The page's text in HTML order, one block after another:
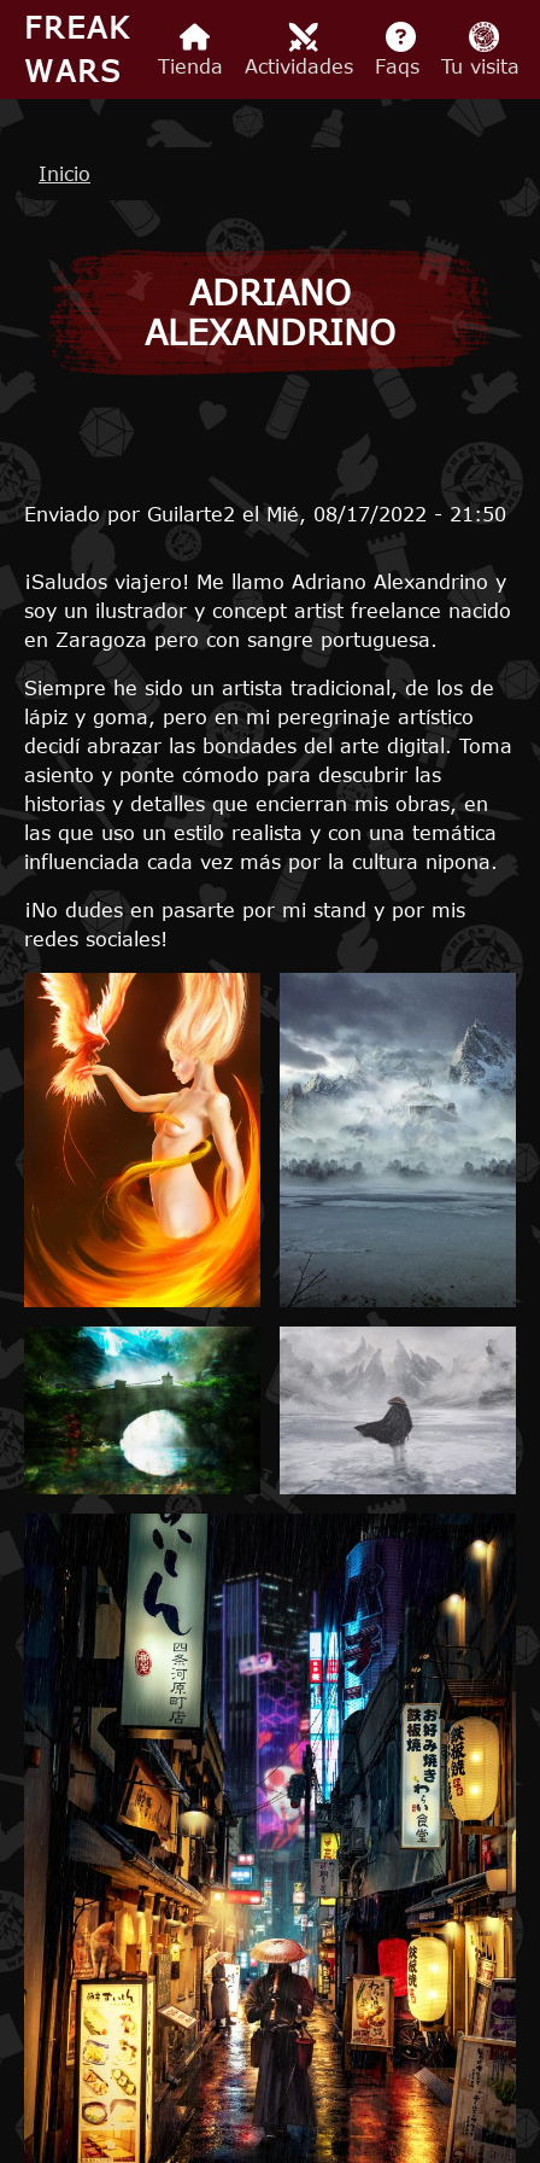
Pasar al contenido principal
FREAK
WARS
Tienda Actividades Faqs Tu visita
Ruta de navegación
Inicio
ADRIANO
ALEXANDRINO
Enviado por Guilarte2 elMié, 08/17/2022 - 21:50
¡Saludos viajero! Me llamo Adriano Alexandrino y
soy un ilustrador y concept artist freelance nacido
en Zaragoza pero con sangre portuguesa.
Siempre he sido un artista tradicional, de los de
lápiz y goma, pero en mi peregrinaje artístico
decidí abrazar las bondades del arte digital. Toma
asiento y ponte cómodo para descubrir las
historias y detalles que encierran mis obras, en
las que uso un estilo realista y con una temática
influenciada cada vez más por la cultura nipona.
¡No dudes en pasarte por mi stand y por mis
redes sociales!